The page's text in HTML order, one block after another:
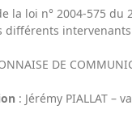
la loi n° 2004-575
différents
DE
: Jérémy PIALLAT –